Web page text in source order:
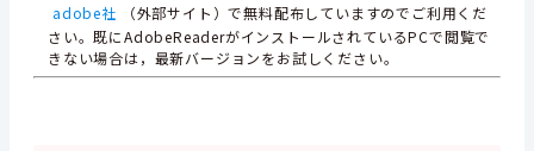
adobe社
（外部サイト）で無料配布していますのでご利用くだ
さい。既にAdobeReaderがインストールされているPCで閲覧で
きない場合は，最新バージョンをお試しください。